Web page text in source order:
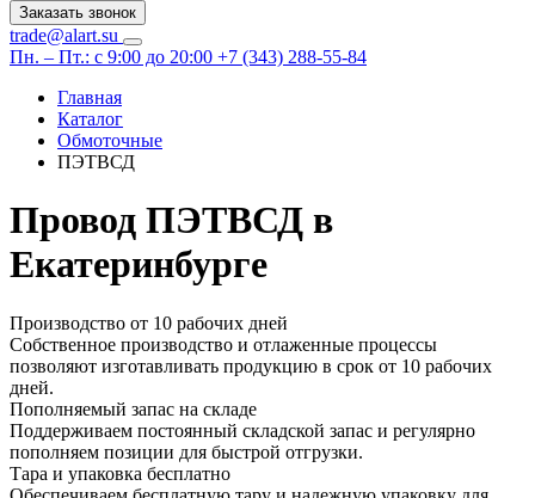
Заказать звонок
trade@alart.su
Пн. – Пт.: с 9:00 до 20:00 +7 (343) 288-55-84
Главная
Каталог
Обмоточные
ПЭТВСД
Провод ПЭТВСД в
Екатеринбурге
Производство от 10 рабочих дней
Собственное производство и отлаженные процессы
позволяют изготавливать продукцию в срок от 10 рабочих
дней.
Пополняемый запас на складе
Поддерживаем постоянный складской запас и регулярно
пополняем позиции для быстрой отгрузки.
Тара и упаковка бесплатно